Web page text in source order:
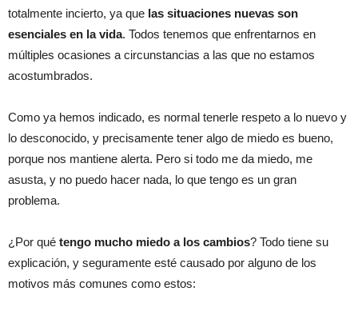
totalmente incierto, ya que las situaciones nuevas son
esenciales en la vida. Todos tenemos que enfrentarnos en
múltiples ocasiones a circunstancias a las que no estamos
acostumbrados.
Como ya hemos indicado, es normal tenerle respeto a lo nuevo y
lo desconocido, y precisamente tener algo de miedo es bueno,
porque nos mantiene alerta. Pero si todo me da miedo, me
asusta, y no puedo hacer nada, lo que tengo es un gran
problema.
¿Por qué tengo mucho miedo a los cambios? Todo tiene su
explicación, y seguramente esté causado por alguno de los
motivos más comunes como estos: